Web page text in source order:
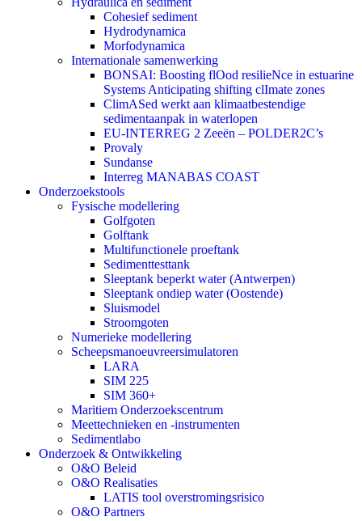
Cohesief sediment
Hydrodynamica
Morfodynamica
Internationale samenwerking
BONSAI: Boosting flOod resilieNce in estuarine
Systems Anticipating shifting clImate zones
ClimASed werkt aan klimaatbestendige
sedimentaanpak in waterlopen
EU-INTERREG 2 Zeeën – POLDER2C’s
Provaly
Sundanse
Interreg MANABAS COAST
Onderzoekstools
Fysische modellering
Golfgoten
Golftank
Multifunctionele proeftank
Sedimenttesttank
Sleeptank beperkt water (Antwerpen)
Sleeptank ondiep water (Oostende)
Sluismodel
Stroomgoten
Numerieke modellering
Scheepsmanoeuvreersimulatoren
LARA
SIM 225
SIM 360+
Maritiem Onderzoekscentrum
Meettechnieken en -instrumenten
Sedimentlabo
Onderzoek & Ontwikkeling
O&O Beleid
O&O Realisaties
LATIS tool overstromingsrisico
O&O Partners